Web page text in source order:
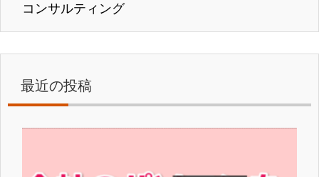
コンサルティング
最近の投稿